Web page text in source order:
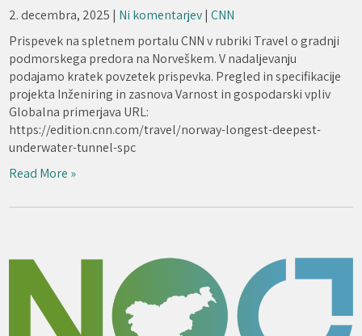
2. decembra, 2025 | Ni komentarjev|CNN
Prispevek na spletnem portalu CNN v rubriki Travel o gradnji
podmorskega predora na Norveškem. V nadaljevanju
podajamo kratek povzetek prispevka. Pregled in specifikacije
projekta Inženiring in zasnova Varnost in gospodarski vpliv
Globalna primerjava URL:
https://edition.cnn.com/travel/norway-longest-deepest-
underwater-tunnel-spc
Read More »